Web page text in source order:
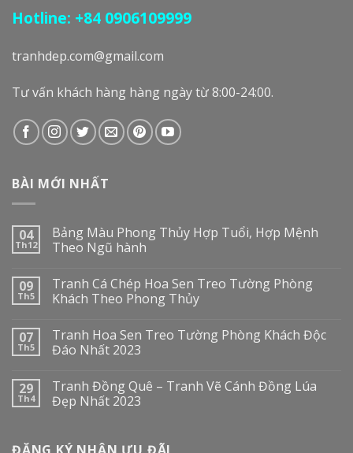
Hotline: +84 0906109999
tranhdep.com@gmail.com
Tư vấn khách hàng hàng ngày từ 8:00-24:00.
BÀI MỚI NHẤT
04
Th12
Bảng Màu Phong Thủy Hợp Tuổi, Hợp Mệnh
Theo Ngũ hành
09
Th5
Tranh Cá Chép Hoa Sen Treo Tường Phòng
Khách Theo Phong Thủy
07
Th5
Tranh Hoa Sen Treo Tường Phòng Khách Độc
Đáo Nhất 2023
29
Th4
Tranh Đồng Quê – Tranh Vẽ Cánh Đồng Lúa
Đẹp Nhất 2023
ĐĂNG KÝ NHẬN ƯU ĐÃI